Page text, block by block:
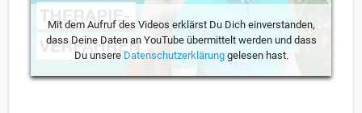
Mit dem Aufruf des Videos erklärst Du Dich einverstanden,
dass Deine Daten an YouTube übermittelt werden und dass
Du unsere Datenschutzerklärunggelesen hast.